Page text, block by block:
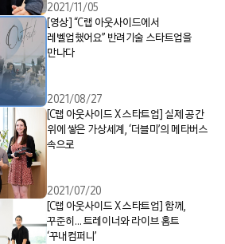
2021/11/05
[영상] “C랩 아웃사이드에서
레벨업했어요” 반려기술 스타트업을
만나다
2021/08/27
[C랩 아웃사이드 X 스타트업] 실제 공간
위에 쌓은 가상세계, ‘더블미’의 메타버스
속으로
2021/07/20
[C랩 아웃사이드 X 스타트업] 함께,
꾸준히… 트레이너와 라이브 홈트
‘꾸내컴퍼니’